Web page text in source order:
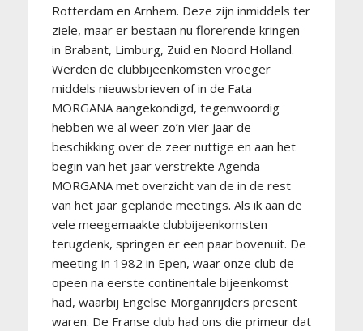
Rotterdam en Arnhem. Deze zijn inmiddels ter
ziele, maar er bestaan nu florerende kringen
in Brabant, Limburg, Zuid en Noord Holland.
Werden de clubbijeenkomsten vroeger
middels nieuwsbrieven of in de Fata
MORGANA aangekondigd, tegenwoordig
hebben we al weer zo’n vier jaar de
beschikking over de zeer nuttige en aan het
begin van het jaar verstrekte Agenda
MORGANA met overzicht van de in de rest
van het jaar geplande meetings. Als ik aan de
vele meegemaakte clubbijeenkomsten
terugdenk, springen er een paar bovenuit. De
meeting in 1982 in Epen, waar onze club de
opeen na eerste continentale bijeenkomst
had, waarbij Engelse Morganrijders present
waren. De Franse club had ons die primeur dat